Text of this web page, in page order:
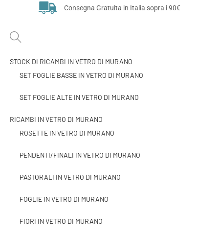
Consegna Gratuita in Italia sopra i 90€
STOCK DI RICAMBI IN VETRO DI MURANO
SET FOGLIE BASSE IN VETRO DI MURANO
SET FOGLIE ALTE IN VETRO DI MURANO
RICAMBI IN VETRO DI MURANO
ROSETTE IN VETRO DI MURANO
PENDENTI/FINALI IN VETRO DI MURANO
PASTORALI IN VETRO DI MURANO
FOGLIE IN VETRO DI MURANO
FIORI IN VETRO DI MURANO